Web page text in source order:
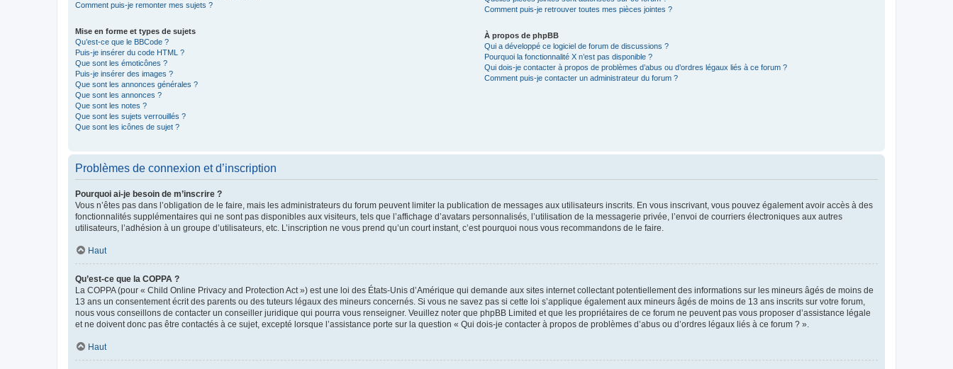
Comment puis-je remonter mes sujets ?
Mise en forme et types de sujets
Qu’est-ce que le BBCode ?
Puis-je insérer du code HTML ?
Que sont les émoticônes ?
Puis-je insérer des images ?
Que sont les annonces générales ?
Que sont les annonces ?
Que sont les notes ?
Que sont les sujets verrouillés ?
Que sont les icônes de sujet ?
Comment puis-je retrouver toutes mes pièces jointes ?
À propos de phpBB
Qui a développé ce logiciel de forum de discussions ?
Pourquoi la fonctionnalité X n’est pas disponible ?
Qui dois-je contacter à propos de problèmes d’abus ou d’ordres légaux liés à ce forum ?
Comment puis-je contacter un administrateur du forum ?
Problèmes de connexion et d’inscription
Pourquoi ai-je besoin de m’inscrire ?
Vous n’êtes pas dans l’obligation de le faire, mais les administrateurs du forum peuvent limiter la publication de messages aux utilisateurs inscrits. En vous inscrivant, vous pouvez également avoir accès à des
fonctionnalités supplémentaires qui ne sont pas disponibles aux visiteurs, tels que l’affichage d’avatars personnalisés, l’utilisation de la messagerie privée, l’envoi de courriers électroniques aux autres
utilisateurs, l’adhésion à un groupe d’utilisateurs, etc. L’inscription ne vous prend qu’un court instant, c’est pourquoi nous vous recommandons de le faire.
Haut
Qu’est-ce que la COPPA ?
La COPPA (pour « Child Online Privacy and Protection Act ») est une loi des États-Unis d’Amérique qui demande aux sites internet collectant potentiellement des informations sur les mineurs âgés de moins de
13 ans un consentement écrit des parents ou des tuteurs légaux des mineurs concernés. Si vous ne savez pas si cette loi s’applique également aux mineurs âgés de moins de 13 ans inscrits sur votre forum,
nous vous conseillons de contacter un conseiller juridique qui pourra vous renseigner. Veuillez noter que phpBB Limited et que les propriétaires de ce forum ne peuvent pas vous proposer d’assistance légale
et ne doivent donc pas être contactés à ce sujet, excepté lorsque l’assistance porte sur la question « Qui dois-je contacter à propos de problèmes d’abus ou d’ordres légaux liés à ce forum ? ».
Haut